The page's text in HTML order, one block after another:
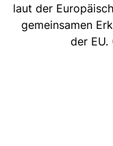
laut der
gemeinsamen
der